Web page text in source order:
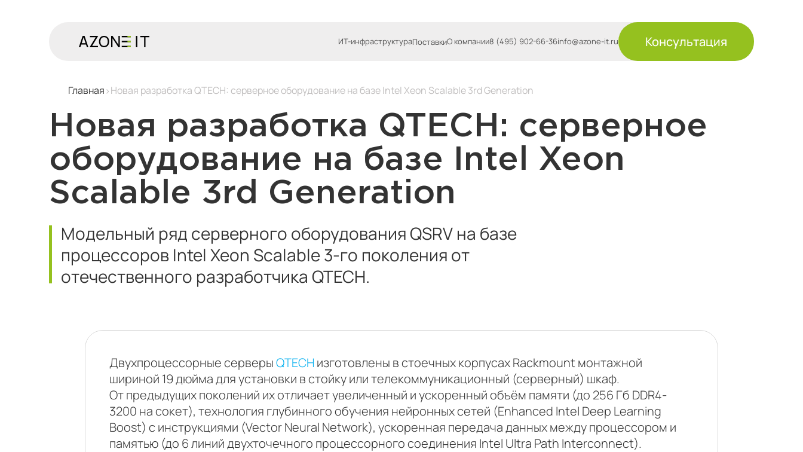
ИТ-инфраструктураПоставкиО компании8 (495) 902-66-36info@azone-it.ru Консультация
Главная Новая разработка QTECH: серверное оборудование на базе Intel Xeon Scalable 3rd Generation
Новая разработка QTECH: серверное
оборудование на базе Intel Xeon
Scalable 3rd Generation
Модельный ряд серверного оборудования QSRV на базе
процессоров Intel Xeon Scalable 3-го поколения от
отечественного разработчика QTECH.
Двухпроцессорные серверыQTECH изготовлены в стоечных корпусах Rackmount монтажной
шириной 19 дюйма для установки в стойку или телекоммуникационный (серверный) шкаф.
От предыдущих поколений их отличает увеличенный и ускоренный объём памяти (до 256 Гб DDR4-
3200 на сокет), технология глубинного обучения нейронных сетей (Enhanced Intel Deep Learning
Boost) с инструкциями (Vector Neural Network), ускоренная передача данных между процессором и
памятью (до 6 линий двухточечного процессорного соединения Intel Ultra Path Interconnect).